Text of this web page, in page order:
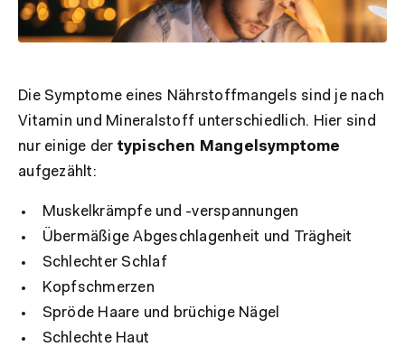
Die Symptome eines Nährstoffmangels sind je nach
Vitamin und Mineralstoff unterschiedlich. Hier sind
nur einige der typischen Mangelsymptome
aufgezählt:
Muskelkrämpfe und -verspannungen
Übermäßige Abgeschlagenheit und Trägheit
Schlechter Schlaf
Kopfschmerzen
Spröde Haare und brüchige Nägel
Schlechte Haut